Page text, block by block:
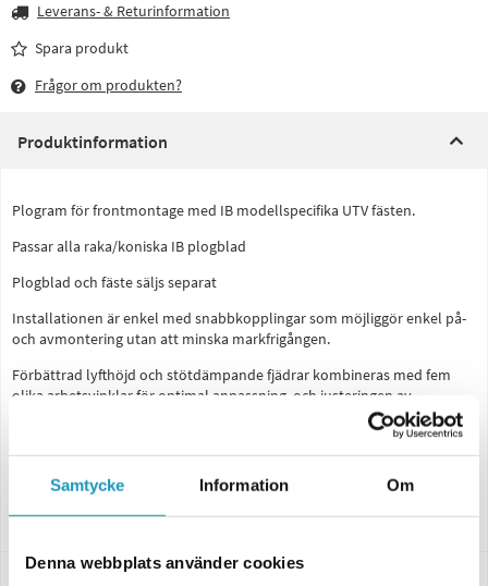
Samtycke Information Om
Denna webbplats använder cookies
Leverans- & Returinformation
Spara produkt
Frågor om produkten?
Produktinformation
Plogram för frontmontage med IB modellspecifika UTV fästen.
Passar alla raka/koniska IB plogblad
Plogblad och fäste säljs separat
Installationen är enkel med snabbkopplingar som möjliggör enkel på-
och avmontering utan att minska markfrigången.
Förbättrad lyfthöjd och stötdämpande fjädrar kombineras med fem
olika arbetsvinklar för optimal anpassning, och justeringen av
Fästet är placerat framtill på fordonet, vilket eliminerar behovet av att